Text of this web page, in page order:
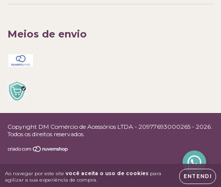
Ao navegar por este site você aceita o uso de cookies para
agilizar a sua experiência de compra.
ENTENDI
Meios de envio
Copyright DM Comércio de Acessórios LTDA - 20977693000265 - 2026.
Todos os direitos reservados.